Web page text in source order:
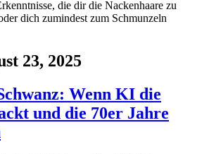
die dir die Nackenhaare zu
dich zumindest zum Schmunzeln
23, 2025
Wenn KI die
und die 70er Jahre